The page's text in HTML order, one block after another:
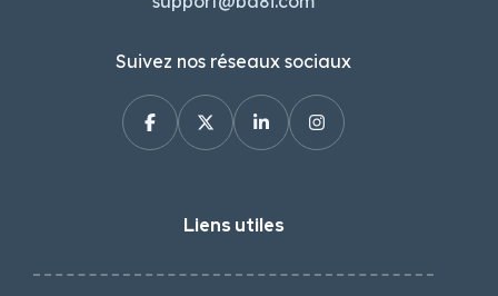
Suivez nos réseaux sociaux
Liens utiles